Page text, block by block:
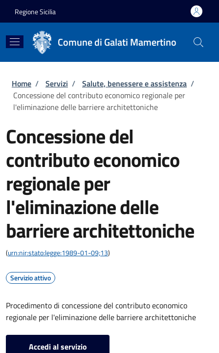
Regione Sicilia
Comune di Galati Mamertino
Briciole di pane
Home / Servizi / Salute, benessere e assistenza /
Concessione del contributo economico regionale per
l'eliminazione delle barriere architettoniche
Concessione del
contributo economico
regionale per
l'eliminazione delle
barriere architettoniche
(urn:nir:stato:legge:1989-01-09;13)
Servizio attivo
Procedimento di concessione del contributo economico
regionale per l'eliminazione delle barriere architettoniche
Accedi al servizio